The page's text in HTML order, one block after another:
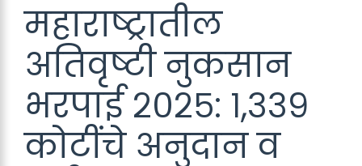
महाराष्‍ट्रातील
अतिवृष्टी नुकसान
भरपाई २०२५: १,३३९
कोटींचे अनुदान व